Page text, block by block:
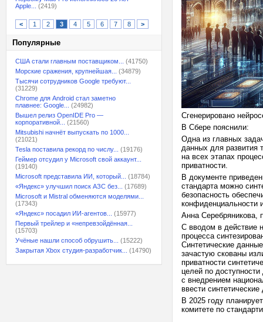
Apple...
(2419)
< 1 2 3 4 5 6 7 8 >
Популярные
США стали главным поставщиком...
(41750)
Морские сражения, крупнейшая...
(34879)
Тысячи сотрудников Google требуют...
(31229)
Chrome для Android стал заметно
плавнее: Google...
(24982)
Вышел релиз OpenIDE Pro —
корпоративной...
(21560)
Mitsubishi начнёт выпускать по 1000...
(21021)
Tesla поставила рекорд по числу...
(19176)
Геймер отсудил у Microsoft свой аккаунт...
(19140)
Microsoft представила ИИ, который...
(18784)
«Яндекс» улучшил поиск АЗС без...
(17689)
Microsoft и Mistral обменяются моделями...
(17343)
«Яндекс» посадил ИИ-агентов...
(15977)
Первый трейлер и «непревзойдённая...
(15703)
Учёные нашли способ обрушить...
(15222)
Закрытая Xbox студия-разработчик...
(14790)
Сгенерировано
В Сбере пояснили:
Одна из главных
данных для развития
на всех этапах
приватности.
В документе
стандарта можно
безопасность
конфиденциальности
Анна Серебряникова,
С вводом в действие
процесса
Синтетические
зачастую скованы
приватности
целей по
с внедрением
ввести
В 2025 году
комитете по